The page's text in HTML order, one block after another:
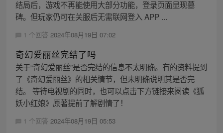
结局后，游戏不再能使用大部分功能，登录页面显现墓
碑。但玩家仍可在关服后无需联网登入 APP ...
1 个回答 2024年08月19日 07:02
奇幻爱丽丝完结了吗
关于“奇幻爱丽丝”是否完结的信息不太明确。有的资料提到
了《奇幻爱丽丝》的相关情节，但未明确说明其是否完
结。 等待电视剧的同时，也可以点击下方链接来阅读《狐
妖小红娘》原著提前了解剧情了！
1 个回答 2024年08月19日 05:53